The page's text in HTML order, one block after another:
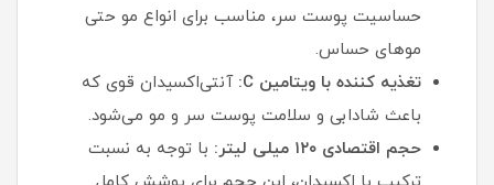
حساسیت پوست سر، مناسب برای انواع مو حتی
موهای حساس.
تغذیه کننده با ویتامین C:
آنتی‌اکسیدان قوی که
باعث شادابی و سلامت پوست سر و مو می‌شود.
حجم اقتصادی ۱۲۰ میلی لیتر:
با توجه به نسبت